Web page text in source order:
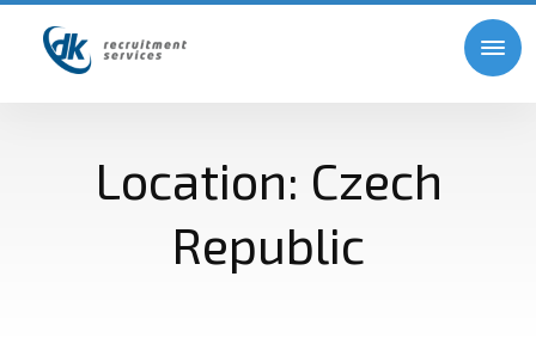
Location: Czech
Republic